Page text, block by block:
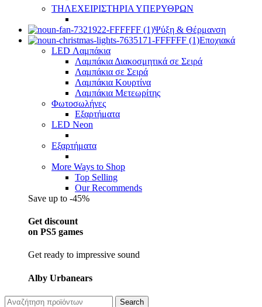
ΤΗΛΕΧΕΙΡΙΣΤΗΡΙΑ ΥΠΕΡΥΘΡΩΝ
Ψύξη & Θέρμανση
Εποχιακά
LED Λαμπάκια
Λαμπάκια Διακοσμητικά σε Σειρά
Λαμπάκια σε Σειρά
Λαμπάκια Κουρτίνα
Λαμπάκια Μετεωρίτης
Φωτοσωλήνες
Εξαρτήματα
LED Neon
Εξαρτήματα
More Ways to Shop
Top Selling
Our Recommends
Save up to -45%
Get discount
on PS5 games
Get ready to impressive sound
Alby Urbanears
Search